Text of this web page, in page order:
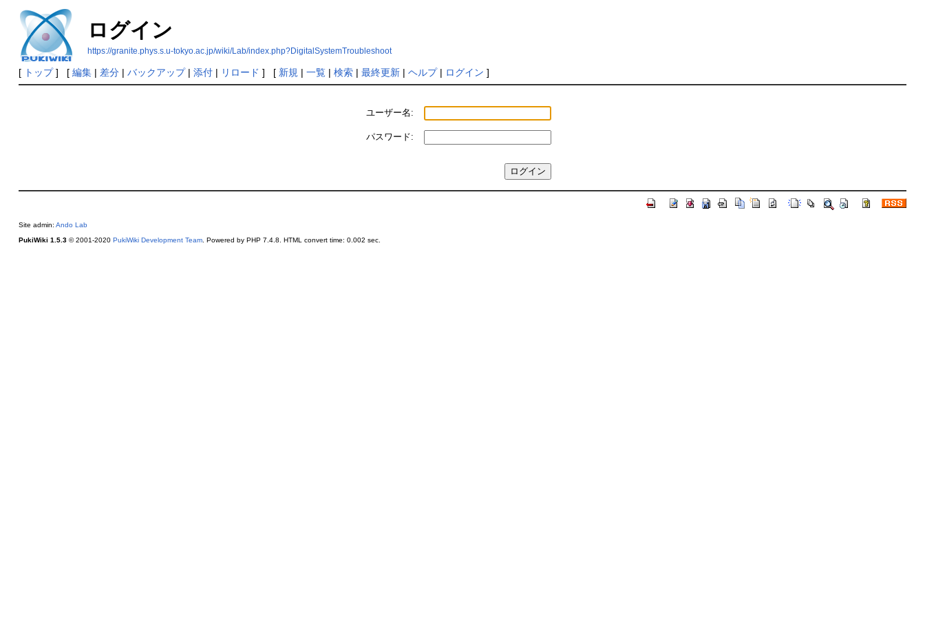
ログイン
https://granite.phys.s.u-tokyo.ac.jp/wiki/Lab/index.php?DigitalSystemTroubleshoot
[ トップ] [ 編集| 差分| バックアップ| 添付| リロード ] [ 新規 | 一覧| 検索| 最終更新| ヘルプ| ログイン ]
ユーザー名:
パスワード:
Site admin: Ando Lab
PukiWiki 1.5.3© 2001-2020 PukiWiki Development Team. Powered by PHP 7.4.8. HTML convert time: 0.002 sec.